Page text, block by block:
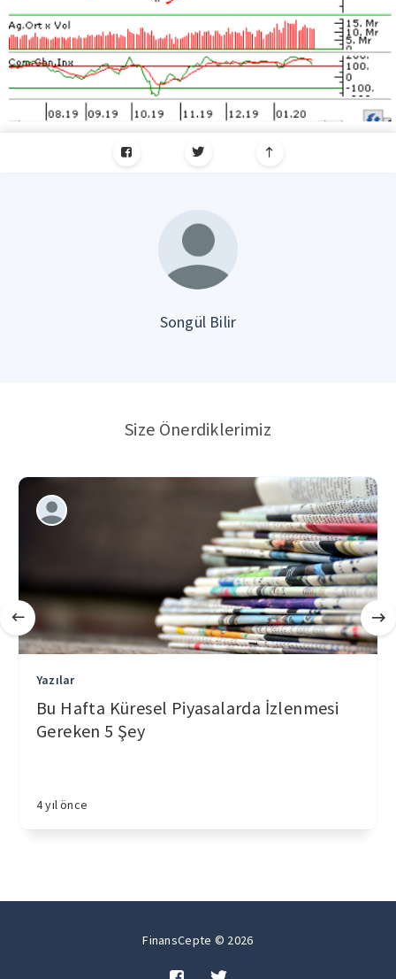
Songül Bilir
Size Önerdiklerimiz
Yazılar
Bu Hafta Küresel Piyasalarda İzlenmesi
Gereken 5 Şey
4 yıl önce
FinansCepte © 2026